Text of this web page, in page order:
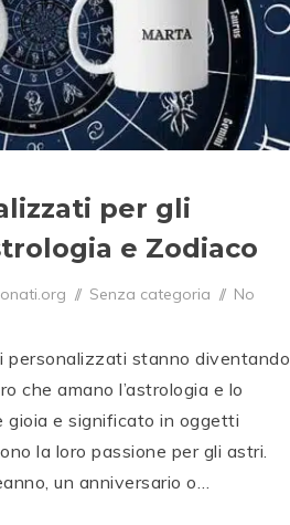
per gli
e Zodiaco
Posted in
Senza categoria
No
personalizzati stanno diventando
che amano l’astrologia e lo
gioia e significato in oggetti
la loro passione per gli astri.
un anniversario o…